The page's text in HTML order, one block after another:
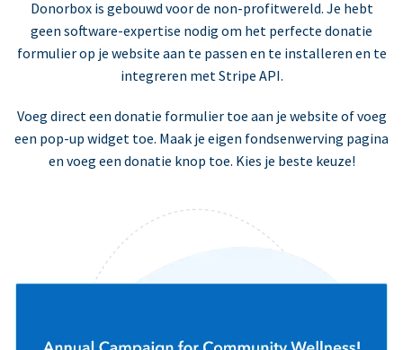
Donorbox is gebouwd voor de non-profitwereld. Je hebt
geen software-expertise nodig om het perfecte donatie
formulier op je website aan te passen en te installeren en te
integreren met Stripe API.
Voeg direct een donatie formulier toe aan je website of voeg
een pop-up widget toe. Maak je eigen fondsenwerving pagina
en voeg een donatie knop toe. Kies je beste keuze!